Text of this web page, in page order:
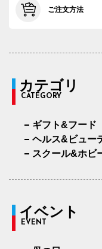
ご注文方法
カテゴリ
CATEGORY
ギフト&フード
ヘルス&ビュー
スクール&ホビ
イベント
EVENT